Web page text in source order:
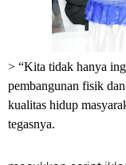
> “Kita tidak hanya
pembangunan fisik
kualitas hidup
tegasnya.